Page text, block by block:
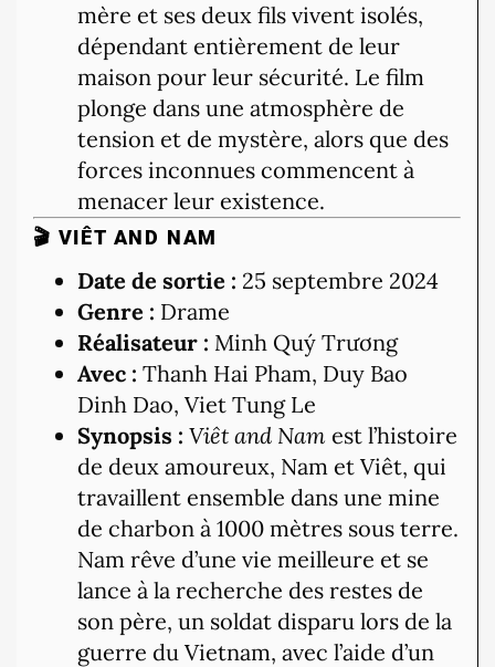
mère et ses deux fils vivent isolés,
dépendant entièrement de leur
maison pour leur sécurité. Le film
plonge dans une atmosphère de
tension et de mystère, alors que des
forces inconnues commencent à
menacer leur existence.
🎬 VIÊT AND NAM
Date de sortie : 25 septembre 2024
Genre : Drame
Réalisateur : Minh Quý Trương
Avec : Thanh Hai Pham, Duy Bao
Dinh Dao, Viet Tung Le
Synopsis : Viêt and Nam est l’histoire
de deux amoureux, Nam et Viêt, qui
travaillent ensemble dans une mine
de charbon à 1000 mètres sous terre.
Nam rêve d’une vie meilleure et se
lance à la recherche des restes de
son père, un soldat disparu lors de la
guerre du Vietnam, avec l’aide d’un